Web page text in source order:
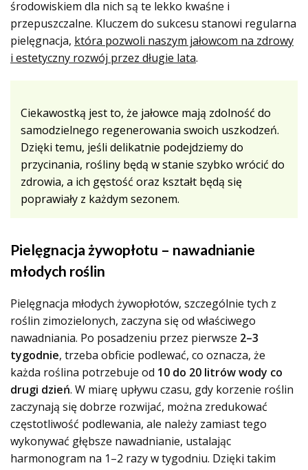
środowiskiem dla nich są te lekko kwaśne i
przepuszczalne. Kluczem do sukcesu stanowi regularna
pielęgnacja, która pozwoli naszym jałowcom na zdrowy
i estetyczny rozwój przez długie lata.
Ciekawostką jest to, że jałowce mają zdolność do
samodzielnego regenerowania swoich uszkodzeń.
Dzięki temu, jeśli delikatnie podejdziemy do
przycinania, rośliny będą w stanie szybko wrócić do
zdrowia, a ich gęstość oraz kształt będą się
poprawiały z każdym sezonem.
Pielęgnacja żywopłotu – nawadnianie
młodych roślin
Pielęgnacja młodych żywopłotów, szczególnie tych z
roślin zimozielonych, zaczyna się od właściwego
nawadniania. Po posadzeniu przez pierwsze 2–3
tygodnie, trzeba obficie podlewać, co oznacza, że
każda roślina potrzebuje od 10 do 20 litrów wody co
drugi dzień. W miarę upływu czasu, gdy korzenie roślin
zaczynają się dobrze rozwijać, można zredukować
częstotliwość podlewania, ale należy zamiast tego
wykonywać głębsze nawadnianie, ustalając
harmonogram na 1–2 razy w tygodniu. Dzięki takim